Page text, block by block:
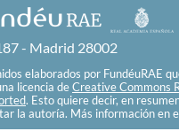
- Madrid 28002
elaborados por FundéuRAE
licencia deCreative Commons
. Esto quiere decir, en
la autoría. Más información en